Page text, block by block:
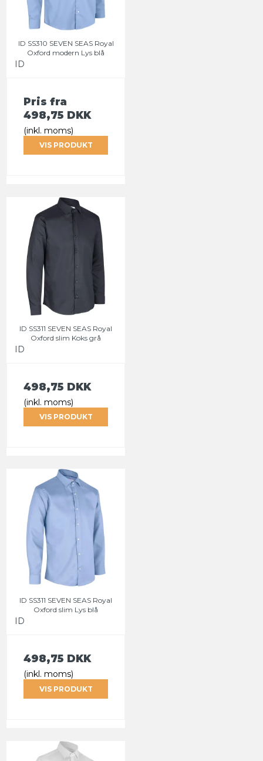
ID SS310 SEVEN SEAS Royal
Oxford modern Lys blå
ID
Pris fra
498,75 DKK
(inkl. moms)
VIS PRODUKT
ID SS311 SEVEN SEAS Royal
Oxford slim Koks grå
ID
498,75 DKK
(inkl. moms)
VIS PRODUKT
ID SS311 SEVEN SEAS Royal
Oxford slim Lys blå
ID
498,75 DKK
(inkl. moms)
VIS PRODUKT